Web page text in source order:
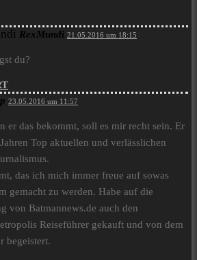
RexMundi 21.05.2016 um 18:15
du?
23.05.2016 um 11:57
er das bekommt, soll es mir recht sein. Er
Top aktuellen und verlässlichen
das ich mich immer freue auf sowas
gemacht zu werden. Habe auf die
von Batmannews.de auch den
Reiseführer gekauft und von dem
begeistert.